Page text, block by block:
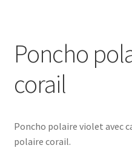
Poncho
corail
Poncho polaire violet avec
polaire corail.